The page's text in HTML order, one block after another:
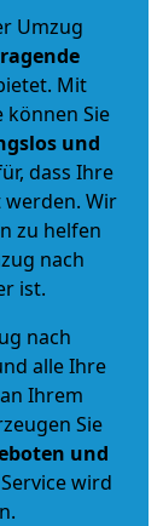
Umzug
Mit
Sie
und
dass Ihre
Wir
zu helfen
nach
ist.
nach
alle Ihre
Ihrem
Sie
und
wird